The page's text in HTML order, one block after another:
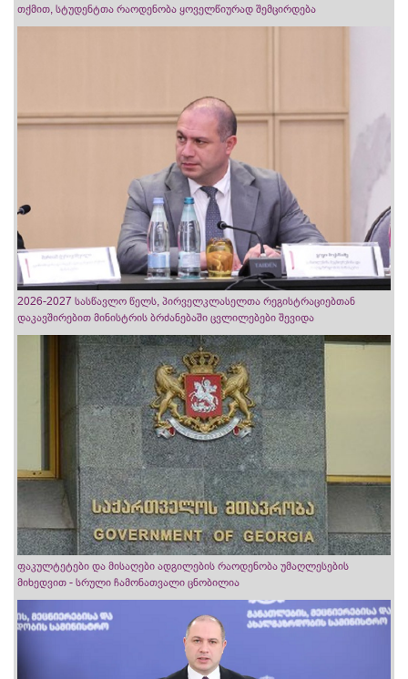
თქმით, სტუდენტთა რაოდენობა ყოველწიურად შემცირდება
2026-2027 სასწავლო წელს, პირველკლასელთა რეგისტრაციებთან
დაკავშირებით მინისტრის ბრძანებაში ცვლილებები შევიდა
ფაკულტეტები და მისაღები ადგილების რაოდენობა უმაღლესების
მიხედვით - სრული ჩამონათვალი ცნობილია